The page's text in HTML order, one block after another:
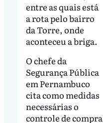
entre as quais está
a rota pelo bairro
da Torre, onde
aconteceu a briga.
O chefe da
Segurança Pública
em Pernambuco
cita como medidas
necessárias o
controle de compra